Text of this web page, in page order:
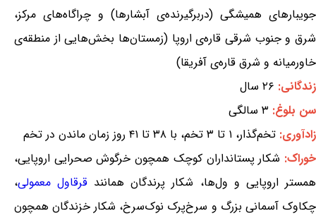
جویبارهای همیشگی (دربرگیرنده‌ی آبشارها) و چراگاه‌های مرکز،
شرق و جنوب شرقی قاره‌ی اروپا (زمستان‌ها بخش‌هایی از منطقه‌ی
خاورمیانه و شرق قاره‌ی آفریقا)
زندگانی: ۲۶ سال
سن بلوغ: ۳ سالگی
زادآوری: تخم‌گذار، ۱ تا ۳ تخم، با ۳۸ تا ۴۱ روز زمان ماندن در تخم
خوراک: شکار پستانداران کوچک همچون خرگوش صحرایی اروپایی،
همستر اروپایی و ول‌ها، شکار پرندگان همانند قرقاول معمولی،
چکاوک آسمانی بزرگ و سرخ‌پرک نوک‌سرخ، شکار خزندگان همچون